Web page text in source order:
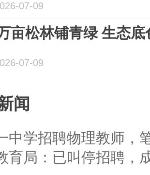
07-09
亩松林铺青绿 生态底
07-09
闻
中学招聘物理教师，
育局：已叫停招聘，